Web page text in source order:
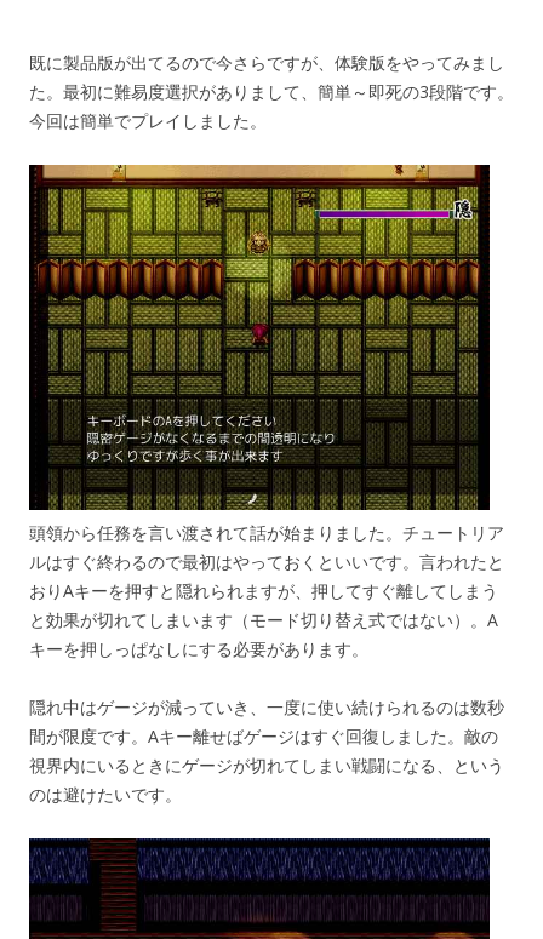
既に製品版が出てるので今さらですが、体験版をやってみまし
た。最初に難易度選択がありまして、簡単～即死の3段階です。
今回は簡単でプレイしました。
頭領から任務を言い渡されて話が始まりました。チュートリア
ルはすぐ終わるので最初はやっておくといいです。言われたと
おりAキーを押すと隠れられますが、押してすぐ離してしまう
と効果が切れてしまいます（モード切り替え式ではない）。A
キーを押しっぱなしにする必要があります。
隠れ中はゲージが減っていき、一度に使い続けられるのは数秒
間が限度です。Aキー離せばゲージはすぐ回復しました。敵の
視界内にいるときにゲージが切れてしまい戦闘になる、という
のは避けたいです。